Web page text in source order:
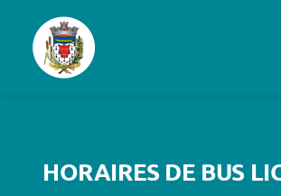
contenu
SPORTS & LOISIRS
HORAIRES DE BUS